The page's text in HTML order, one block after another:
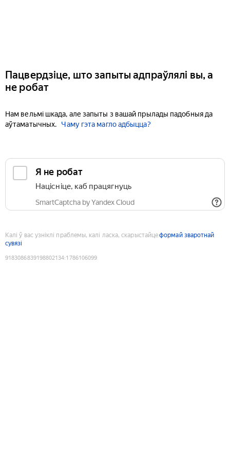
Пацвердзіце, што запыты адпраўлялі вы, а
не робат
Нам вельмі шкада, але запыты з вашай прылады падобныя да
аўтаматычных.
Чаму гэта магло адбыцца?
Я не робат
Націсніце, каб працягнуць
SmartCaptcha by Yandex Cloud
Калі ў вас узніклі праблемы, калі ласка, скарыстайцеформай зваротнай
сувязі
9183086839198802134:1786106099